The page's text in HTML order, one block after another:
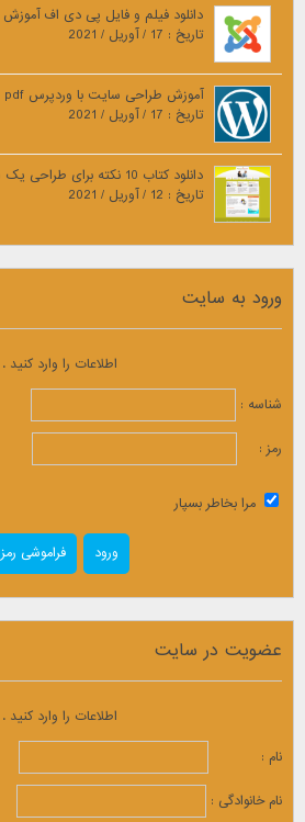
دانلود فیلم و فایل پی دی اف آموزش
تاریخ : 17 / آوریل / 2021
آموزش طراحی سایت با وردپرس pdf
تاریخ : 17 / آوریل / 2021
دانلود کتاب 10 نکته برای طراحی یک سایت [...]
تاریخ : 12 / آوریل / 2021
ورود به سایت
اطلاعات را وارد کنید .
شناسه :
رمز :
مرا بخاطر بسپار
فراموشی رمز
عضویت در سایت
اطلاعات را وارد کنید .
نام :
نام خانوادگی :